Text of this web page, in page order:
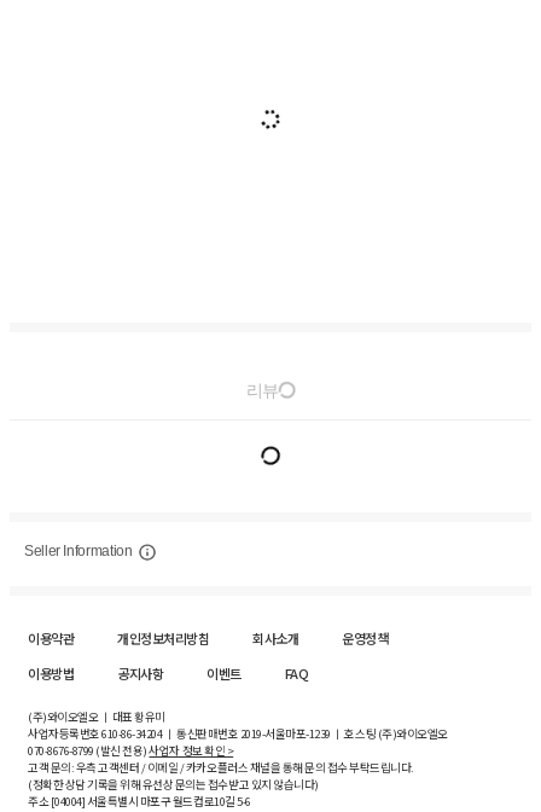
리뷰
Seller Information
이용약관 개인정보처리방침 회사소개
운영정책
이용방법
공지사항 이벤트 FAQ
(주)와이오엘오 ㅣ 대표 황유미
사업자등록번호610-86-34204ㅣ 통신판매번호 2019-서울마포-1239 ㅣ 호스팅 (주)와이오엘오
070-8676-8799 (발신 전용)사업자 정보 확인 >
고객 문의: 우측 고객센터 / 이메일 / 카카오플러스 채널을 통해 문의 접수 부탁드립니다.
(정확한 상담 기록을 위해 유선상 문의는 접수받고 있지 않습니다)
주소 [04004] 서울특별시 마포구 월드컵로10길5-6